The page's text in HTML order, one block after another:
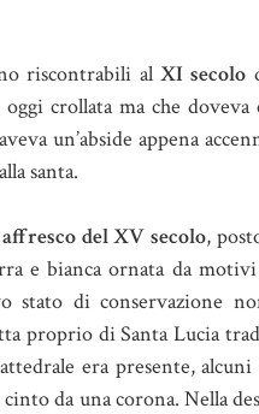
riscontrabili al XI secolo
oggi crollata ma che doveva
un’abside appena
santa.
affresco del XV secolo,
e bianca ornata da
stato di conservazione
proprio di Santa Lucia
era presente, alcuni
da una corona. Nella